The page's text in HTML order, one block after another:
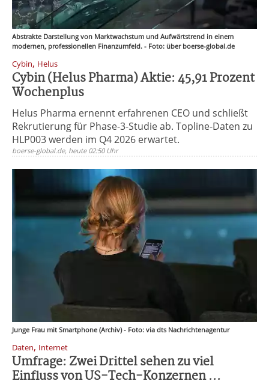
Abstrakte Darstellung von Marktwachstum und Aufwärtstrend in einem
modernen, professionellen Finanzumfeld. - Foto: über boerse-global.de
Cybin, Helus
Cybin (Helus Pharma) Aktie: 45,91 Prozent
Wochenplus
Helus Pharma ernennt erfahrenen CEO und schließt
Rekrutierung für Phase-3-Studie ab. Topline-Daten zu
HLP003 werden im Q4 2026 erwartet.
boerse-global.de, heute 02:50 Uhr
Junge Frau mit Smartphone (Archiv) - Foto: via dts Nachrichtenagentur
Daten, Internet
Umfrage: Zwei Drittel sehen zu viel
Einfluss von US-Tech-Konzernen ...